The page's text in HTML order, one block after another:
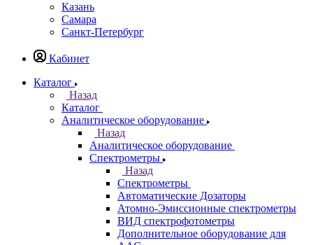
Казань
Назад
Города
Санкт-Петербург